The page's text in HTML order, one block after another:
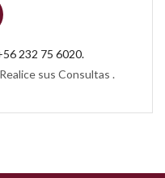
232 75 6020.
sus Consultas .